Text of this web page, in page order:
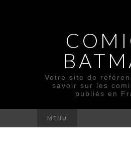
Votre site de
savoir sur les
publiés en
MENU